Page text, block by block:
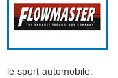
le sport automobile.